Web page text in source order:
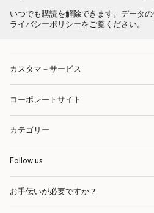
いつでも購読を解除できます。データ
ライバシーポリシーをご覧ください。
カスタマ－サービス
コーポレートサイト
カテゴリー
Follow us
お手伝いが必要ですか？